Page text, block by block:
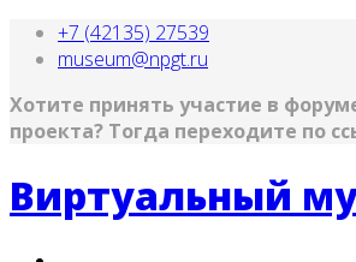
+7 (42135) 27539
museum@npgt.ru
Хотите принять участие в
проекта? Тогда переходите по
Виртуальный